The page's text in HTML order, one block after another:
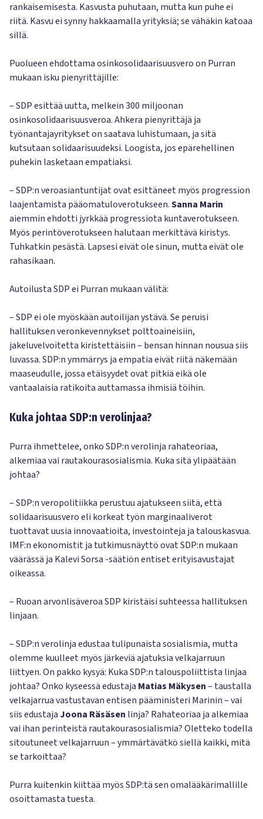
rankaisemisesta. Kasvusta puhutaan, mutta kun puhe ei
riitä. Kasvu ei synny hakkaamalla yrityksiä; se vähäkin katoaa
sillä.
Puolueen ehdottama osinkosolidaarisuusvero on Purran
mukaan isku pienyrittäjille:
– SDP esittää uutta, melkein 300 miljoonan
osinkosolidaarisuusveroa. Ahkera pienyrittäjä ja
työnantajayritykset on saatava luhistumaan, ja sitä
kutsutaan solidaarisuudeksi. Loogista, jos epärehellinen
puhekin lasketaan empatiaksi.
– SDP:n veroasiantuntijat ovat esittäneet myös progression
laajentamista pääomatuloverotukseen.Sanna Marin
aiemmin ehdotti jyrkkää progressiota kuntaverotukseen.
Myös perintöverotukseen halutaan merkittävä kiristys.
Tuhkatkin pesästä. Lapsesi eivät ole sinun, mutta eivät ole
rahasikaan.
Autoilusta SDP ei Purran mukaan välitä:
– SDP ei ole myöskään autoilijan ystävä. Se peruisi
hallituksen veronkevennykset polttoaineisiin,
jakeluvelvoitetta kiristettäisiin – bensan hinnan nousua siis
luvassa. SDP:n ymmärrys ja empatia eivät riitä näkemään
maaseudulle, jossa etäisyydet ovat pitkiä eikä ole
vantaalaisia ratikoita auttamassa ihmisiä töihin.
Kuka johtaa SDP:n verolinjaa?
Purra ihmettelee, onko SDP:n verolinja rahateoriaa,
alkemiaa vai rautakourasosialismia. Kuka sitä ylipäätään
johtaa?
– SDP:n veropolitiikka perustuu ajatukseen siitä, että
solidaarisuusvero eli korkeat työn marginaaliverot
tuottavat uusia innovaatioita, investointeja ja talouskasvua.
IMF:n ekonomistit ja tutkimusnäyttö ovat SDP:n mukaan
väärässä ja Kalevi Sorsa -säätiön entiset erityisavustajat
oikeassa.
– Ruoan arvonlisäveroa SDP kiristäisi suhteessa hallituksen
linjaan.
– SDP:n verolinja edustaa tulipunaista sosialismia, mutta
olemme kuulleet myös järkeviä ajatuksia velkajarruun
liittyen. On pakko kysyä: Kuka SDP:n talouspoliittista linjaa
johtaa? Onko kyseessä edustaja Matias Mäkysen– taustalla
velkajarrua vastustavan entisen pääministeri Marinin – vai
siis edustaja Joona Räsäsen linja? Rahateoriaa ja alkemiaa
vai ihan perinteistä rautakourasosialismia? Oletteko todella
sitoutuneet velkajarruun – ymmärtävätkö siellä kaikki, mitä
se tarkoittaa?
Purra kuitenkin kiittää myös SDP:tä sen omalääkärimallille
osoittamasta tuesta.